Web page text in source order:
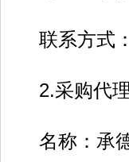
联系方式：
2.采购代理
名称：承德